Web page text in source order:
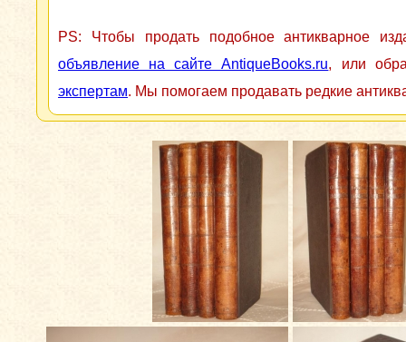
PS: Чтобы продать подобное антикварное
объявление на сайте AntiqueBooks.ru, или
экспертам. Мы помогаем продавать редкие